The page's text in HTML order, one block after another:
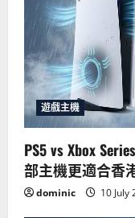
遊戲主機
PS5 vs Xbox
部主機更適合香
dominic 10 July